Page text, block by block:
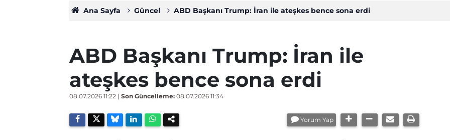
Ana Sayfa Güncel ABD Başkanı Trump: İran ile ateşkes bence sona erdi
ABD Başkanı Trump: İran ile
ateşkes bence sona erdi
08.07.2026 11:22 | Son Güncelleme: 08.07.2026 11:34
Yorum Yap